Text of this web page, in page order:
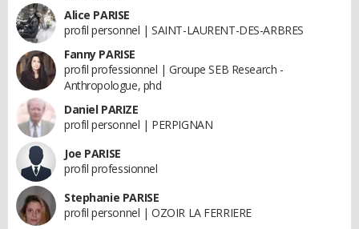
Alice PARISE
profil personnel | SAINT-LAURENT-DES-ARBRES
Fanny PARISE
profil professionnel | Groupe SEB Research -
Anthropologue, phd
Daniel PARIZE
profil personnel | PERPIGNAN
Joe PARISE
profil professionnel
Stephanie PARISE
profil personnel | OZOIR LA FERRIERE